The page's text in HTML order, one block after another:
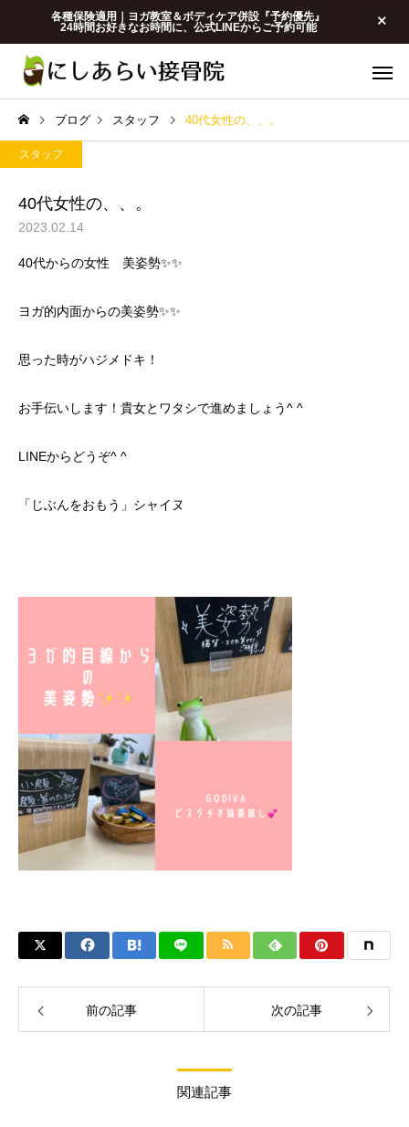
各種保険適用｜ヨガ教室＆ボディケア併設『予約優先』
24時間お好きなお時間に、公式LINEからご予約可能
ース
料金改訂のお知らせ
ブログ スタッフ 40代女性の、、。
スタッフ
40代女性の、、。
2023.02.14
40代からの女性 美姿勢✨✨
ヨガ的内面からの美姿勢✨✨
思った時がハジメドキ！
お手伝いします！貴女とワタシで進めましょう^ ^
LINEからどうぞ^ ^
「じぶんをおもう」シャイヌ
前の記事 次の記事
関連記事